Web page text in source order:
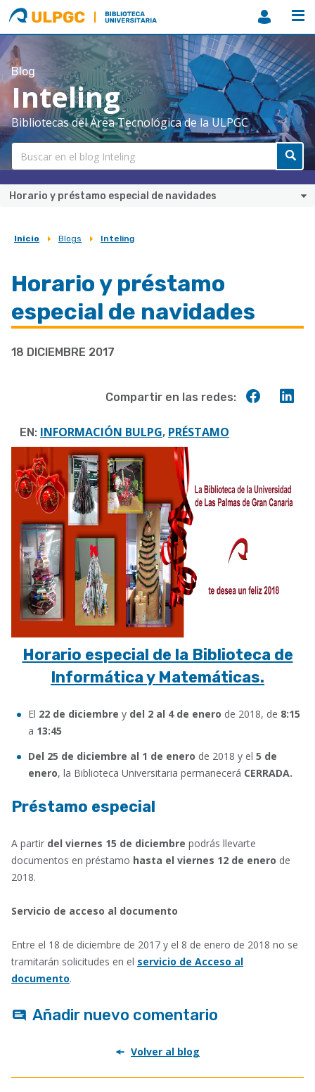
ULPGC
Biblioteca
ULPGC
Blog
Inteling
Bibliotecas del Área Tecnológica de la ULPGC
Horario y préstamo especial de navidades
Sobrescribir
de
ayuda
la
Inicio Blogs Inteling
Horario y préstamo
especial de navidades
18 DICIEMBRE 2017
Compartir en las redes:
EN: INFORMACIÓN BULPG, PRÉSTAMO
Horario especial de la Biblioteca de
Informática y Matemáticas.
El 22 de diciembre y del 2 al 4 de enero de 2018, de 8:15
a 13:45
Del 25 de diciembre al 1 de enero de 2018 y el 5 de
enero, la Biblioteca Universitaria permanecerá CERRADA.
Préstamo especial
A partir del viernes 15 de diciembre podrás llevarte
documentos en préstamo hasta el viernes 12 de enero de
2018.
Servicio de acceso al documento
Entre el 18 de diciembre de 2017 y el 8 de enero de 2018 no se
tramitarán solicitudes en el servicio de Acceso al
documento.
Añadir nuevo comentario
Volver al blog